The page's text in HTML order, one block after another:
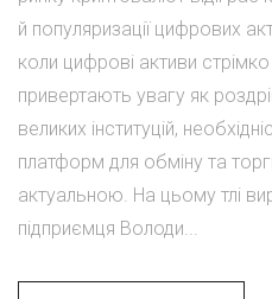
й популяризації цифрових
коли цифрові активи
привертають увагу як
великих інституцій,
платформ для обміну та
актуальною. На цьому тлі
підприємця Володи...